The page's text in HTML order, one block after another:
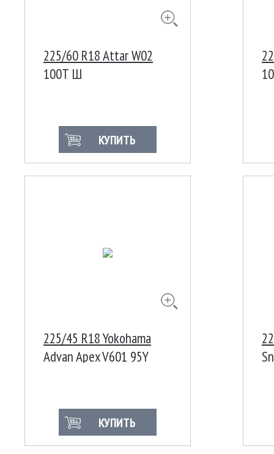
225/60 R18 Attar W02
100Т Ш
КУПИТЬ
225/45 R18 Yokohama
Advan Apex V601 95Y
КУПИТЬ